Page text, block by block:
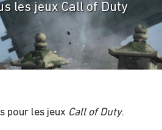
les jeux Call of Duty
pour les jeux Call of Duty.